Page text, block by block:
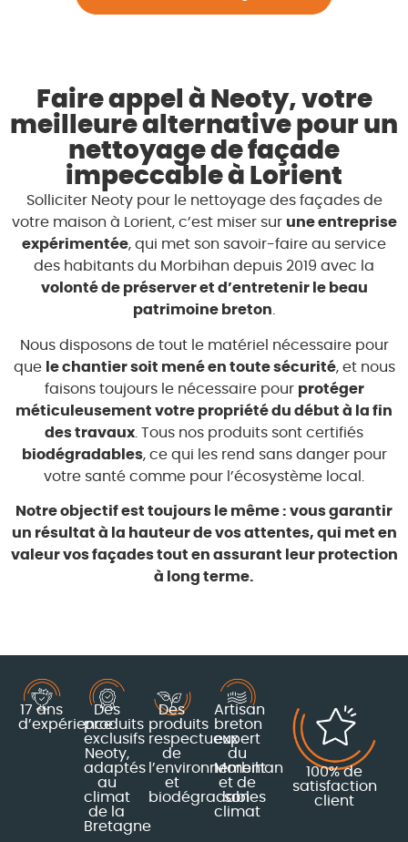
Faire appel à Neoty, votre
meilleure alternative pour un
nettoyage de façade
impeccable à Lorient
Solliciter Neoty pour le nettoyage des façades de
votre maison à Lorient, c’est miser sur une entreprise
expérimentée, qui met son savoir-faire au service
des habitants du Morbihan depuis 2019 avec la
volonté de préserver et d’entretenir le beau
patrimoine breton
Nous disposons de tout le matériel nécessaire pour
que le chantier soit mené en toute sécurité, et nous
faisons toujours le nécessaire pour protéger
méticuleusement votre propriété du début à la fin
des travaux . Tous nos produits sont certifiés
biodégradables, ce qui les rend sans danger pour
votre santé comme pour l’écosystème local.
Notre objectif est toujours le même : vous garantir
un résultat à la hauteur de vos attentes, qui met en
valeur vos façades tout en assurant leur protection
à long terme.
17 ans
d’expérience
Des
produits
exclusifs
Neoty,
adaptés
au
climat
de la
Bretagne
Des
produits
respectueux
de
l’environnement
et
biodégradables
Artisan
breton
expert
du
Morbihan
et de
son
climat
100% de
satisfaction
client